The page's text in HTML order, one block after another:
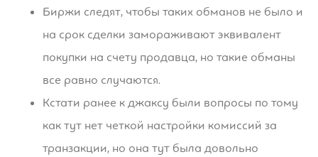
Биржи следят, чтобы таких обманов не было и
на срок сделки замораживают эквивалент
покупки на счету продавца, но такие обманы
все равно случаются.
Кстати ранее к джаксу были вопросы по тому
как тут нет четкой настройки комиссий за
транзакции, но она тут была довольно